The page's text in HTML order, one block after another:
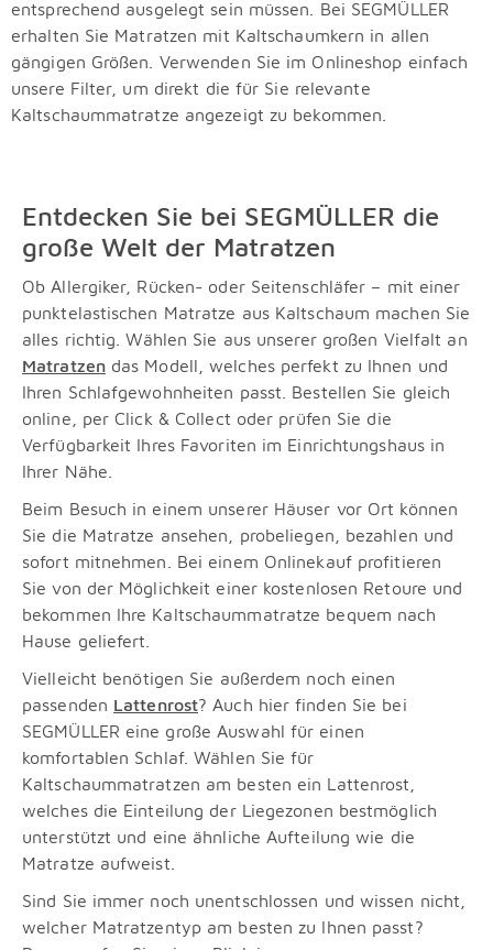
entsprechend ausgelegt sein müssen. Bei SEGMÜLLER
erhalten Sie Matratzen mit Kaltschaumkern in allen
gängigen Größen. Verwenden Sie im Onlineshop einfach
unsere Filter, um direkt die für Sie relevante
Kaltschaummatratze angezeigt zu bekommen.
Entdecken Sie bei SEGMÜLLER die
große Welt der Matratzen
Ob Allergiker, Rücken- oder Seitenschläfer – mit einer
punktelastischen Matratze aus Kaltschaum machen Sie
alles richtig. Wählen Sie aus unserer großen Vielfalt an
Matratzendas Modell, welches perfekt zu Ihnen und
Ihren Schlafgewohnheiten passt. Bestellen Sie gleich
online, per Click & Collect oder prüfen Sie die
Verfügbarkeit Ihres Favoriten im Einrichtungshaus in
Ihrer Nähe.
Beim Besuch in einem unserer Häuser vor Ort können
Sie die Matratze ansehen, probeliegen, bezahlen und
sofort mitnehmen. Bei einem Onlinekauf profitieren
Sie von der Möglichkeit einer kostenlosen Retoure und
bekommen Ihre Kaltschaummatratze bequem nach
Hause geliefert.
Vielleicht benötigen Sie außerdem noch einen
passenden Lattenrost? Auch hier finden Sie bei
SEGMÜLLER eine große Auswahl für einen
komfortablen Schlaf. Wählen Sie für
Kaltschaummatratzen am besten ein Lattenrost,
welches die Einteilung der Liegezonen bestmöglich
unterstützt und eine ähnliche Aufteilung wie die
Matratze aufweist.
Sind Sie immer noch unentschlossen und wissen nicht,
welcher Matratzentyp am besten zu Ihnen passt?